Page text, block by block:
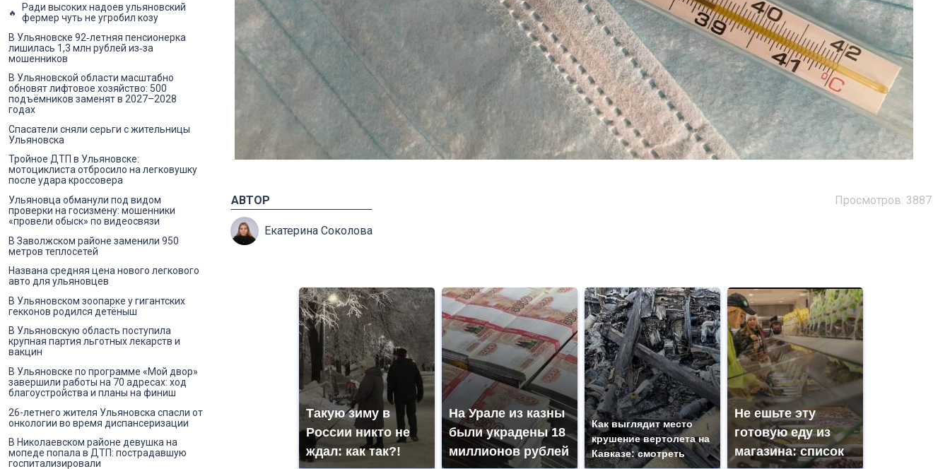
Просмотров: 3887
АВТОР
Екатерина Соколова
Такую зиму в
России никто не
ждал: как так?!
На Урале из казны
были украдены 18
миллионов рублей
Как выглядит место
крушение вертолета на
Кавказе: смотреть
Не ешьте эту
готовую еду из
магазина: список
Ради высоких надоев ульяновский
фермер чуть не угробил козу
В Ульяновске 92‑летняя пенсионерка
лишилась 1,3 млн рублей из‑за
мошенников
В Ульяновской области масштабно
обновят лифтовое хозяйство: 500
подъёмников заменят в 2027–2028
годах
Спасатели сняли серьги с жительницы
Ульяновска
Тройное ДТП в Ульяновске:
мотоциклиста отбросило на легковушку
после удара кроссовера
Ульяновца обманули под видом
проверки на госизмену: мошенники
«провели обыск» по видеосвязи
В Заволжском районе заменили 950
метров теплосетей
Названа средняя цена нового легкового
авто для ульяновцев
В Ульяновском зоопарке у гигантских
гекконов родился детёныш
В Ульяновскую область поступила
крупная партия льготных лекарств и
вакцин
В Ульяновске по программе «Мой двор»
завершили работы на 70 адресах: ход
благоустройства и планы на финиш
26-летнего жителя Ульяновска спасли от
онкологии во время диспансеризации
В Николаевском районе девушка на
мопеде попала в ДТП: пострадавшую
госпитализировали